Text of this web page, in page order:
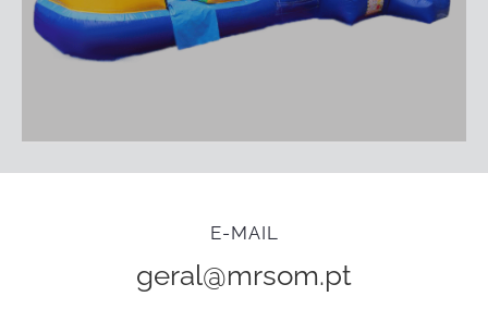
E-MAIL
geral@mrsom.pt